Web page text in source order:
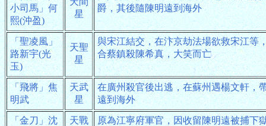
小司馬」何
熙(沖盈)
星
爵，其後隨陳明遠到海外
「聖凌風」
路新宇(光
玉)
天聖
星
與宋江結交，在汴京劫法場欲救宋江等
合蔡鎮殺陳希真，大笑而亡
「飛將」焦
明武
天武
星
在廣州殺官後出逃，在蘇州遇楊文軒，
遠到海外
「金刀」沈
天戰
原為江寧府軍官，因收留陳明遠被捕下